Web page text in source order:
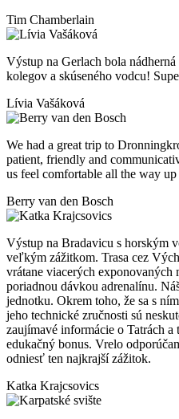
Tim Chamberlain
Výstup na Gerlach bola
kolegov a skúseného vodcu!
Lívia Vašáková
We had a great trip to
patient, friendly and
us feel comfortable all the way
Berry van den Bosch
Výstup na Bradavicu s horským
veľkým zážitkom. Trasa cez
vrátane viacerých
poriadnou dávkou adrenalínu.
jednotku. Okrem toho, že sa s
jeho technické zručnosti sú
zaujímavé informácie o Tatrách a
edukačný bonus. Vrelo
odniesť ten najkrajší zážitok.
Katka Krajcsovics